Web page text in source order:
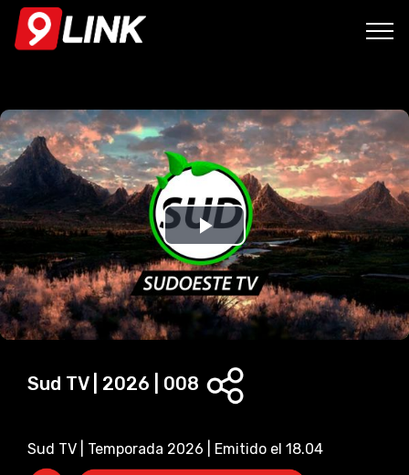
P
l
i
Sud TV | 2026 | 008
Sud TV | Temporada 2026 | Emitido el 18.04